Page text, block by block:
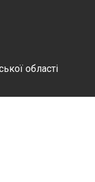
області